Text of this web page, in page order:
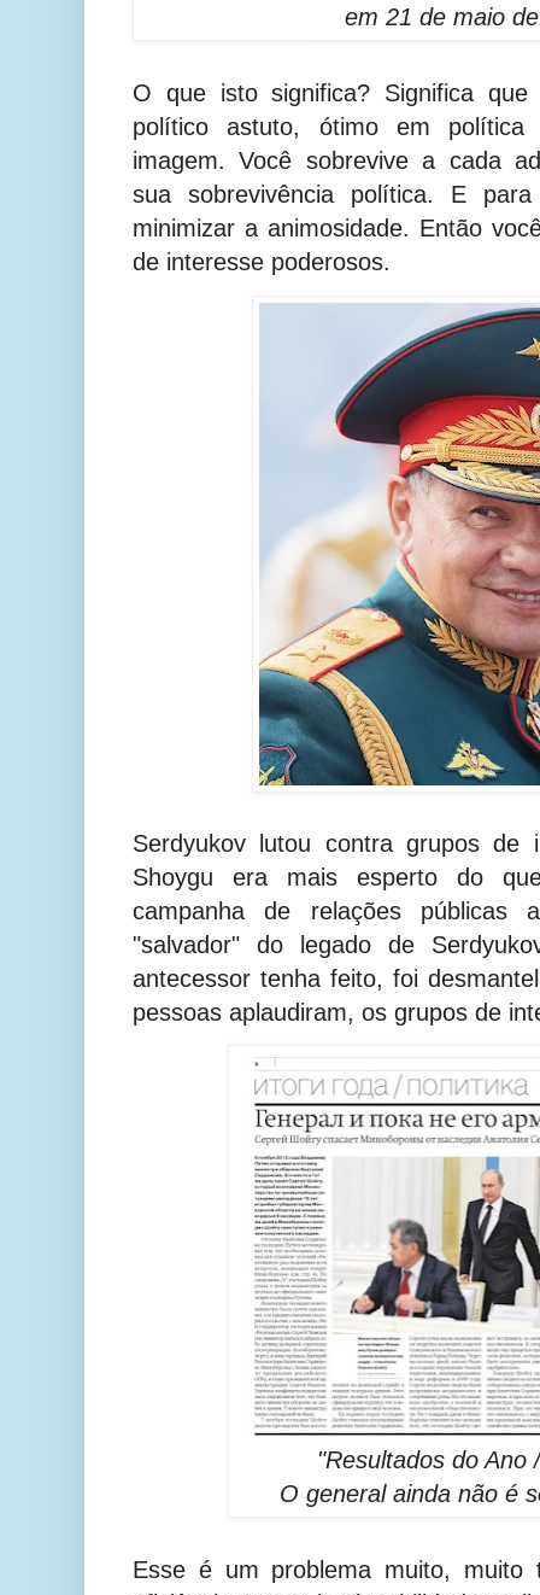
em 21 de maio
O que isto significa? Significa
político astuto, ótimo em
imagem. Você sobrevive a cada
sua sobrevivência política. E
minimizar a animosidade. Então
de interesse poderosos.
Serdyukov lutou contra grupos de
Shoygu era mais esperto do
campanha de relações públicas
"salvador" do legado de
antecessor tenha feito, foi
pessoas aplaudiram, os grupos de
"Resultados do Ano
O general ainda não é
Esse é um problema muito, muito